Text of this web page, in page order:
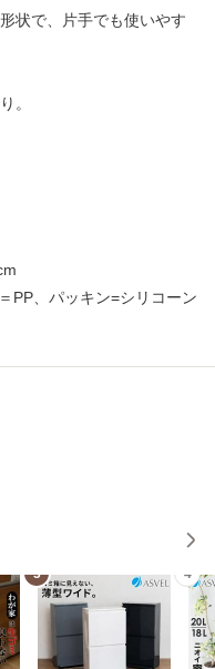
状で、片手でも使いやす
。
PP、パッキン=シリコーン
3 4